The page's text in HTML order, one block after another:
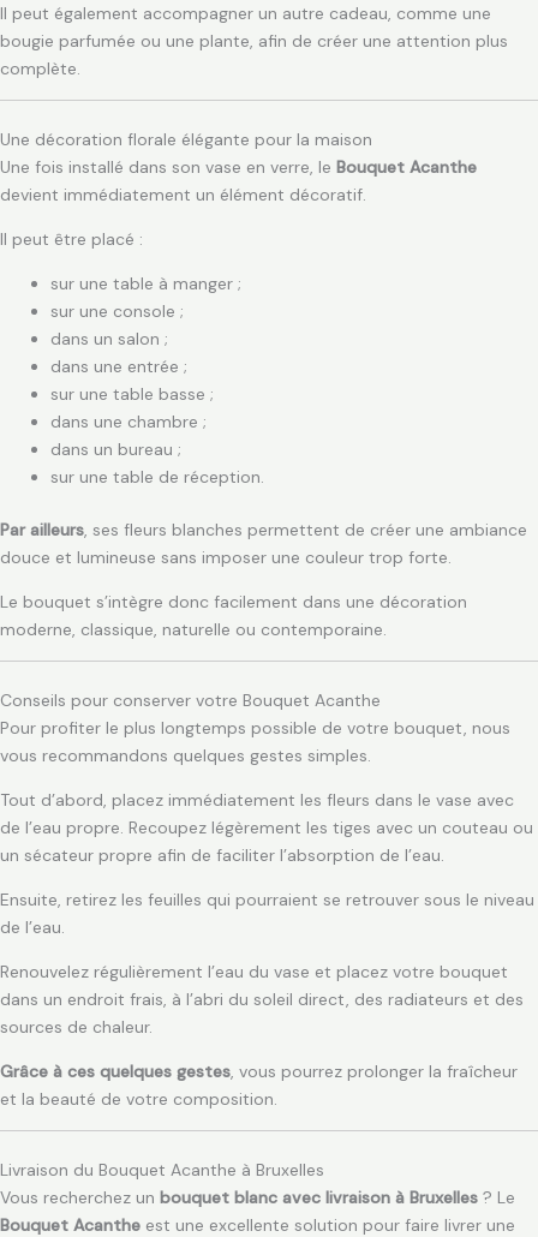
Il peut également accompagner un autre cadeau, comme une
bougie parfumée ou une plante, afin de créer une attention plus
complète.
Une décoration florale élégante pour la maison
Une fois installé dans son vase en verre, le Bouquet Acanthe
devient immédiatement un élément décoratif.
Il peut être placé :
sur une table à manger ;
sur une console ;
dans un salon ;
dans une entrée ;
sur une table basse ;
dans une chambre ;
dans un bureau ;
sur une table de réception.
Par ailleurs, ses fleurs blanches permettent de créer une ambiance
douce et lumineuse sans imposer une couleur trop forte.
Le bouquet s’intègre donc facilement dans une décoration
moderne, classique, naturelle ou contemporaine.
Conseils pour conserver votre Bouquet Acanthe
Pour profiter le plus longtemps possible de votre bouquet, nous
vous recommandons quelques gestes simples.
Tout d’abord, placez immédiatement les fleurs dans le vase avec
de l’eau propre. Recoupez légèrement les tiges avec un couteau ou
un sécateur propre afin de faciliter l’absorption de l’eau.
Ensuite, retirez les feuilles qui pourraient se retrouver sous le niveau
de l’eau.
Renouvelez régulièrement l’eau du vase et placez votre bouquet
dans un endroit frais, à l’abri du soleil direct, des radiateurs et des
sources de chaleur.
Grâce à ces quelques gestes, vous pourrez prolonger la fraîcheur
et la beauté de votre composition.
Livraison du Bouquet Acanthe à Bruxelles
Vous recherchez un bouquet blanc avec livraison à Bruxelles ? Le
Bouquet Acanthe est une excellente solution pour faire livrer une